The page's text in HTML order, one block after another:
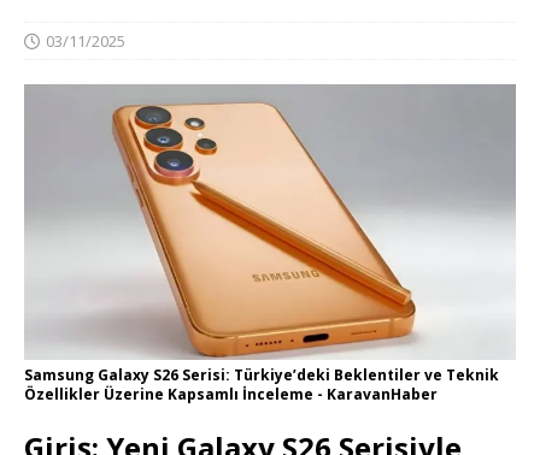
03/11/2025
Samsung Galaxy S26 Serisi: Türkiye’deki Beklentiler ve Teknik
Özellikler Üzerine Kapsamlı İnceleme - KaravanHaber